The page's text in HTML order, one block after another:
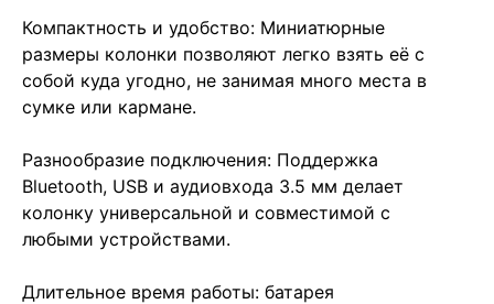
Компактность и удобство: Миниатюрные
размеры колонки позволяют легко взять её с
собой куда угодно, не занимая много места в
сумке или кармане.
Разнообразие подключения: Поддержка
Bluetooth, USB и аудиовхода 3.5 мм делает
колонку универсальной и совместимой с
любыми устройствами.
Длительное время работы: батарея